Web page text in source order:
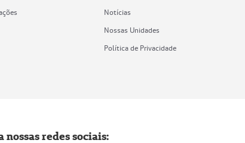
Notícias
Nossas Unidades
Política de Privacidade
nossas redes sociais: